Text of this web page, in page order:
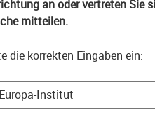
an oder vertreten Sie
mitteilen.
die korrekten Eingaben ein: